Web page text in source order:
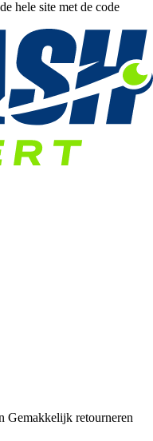
hele site met de code
Gemakkelijk retourneren